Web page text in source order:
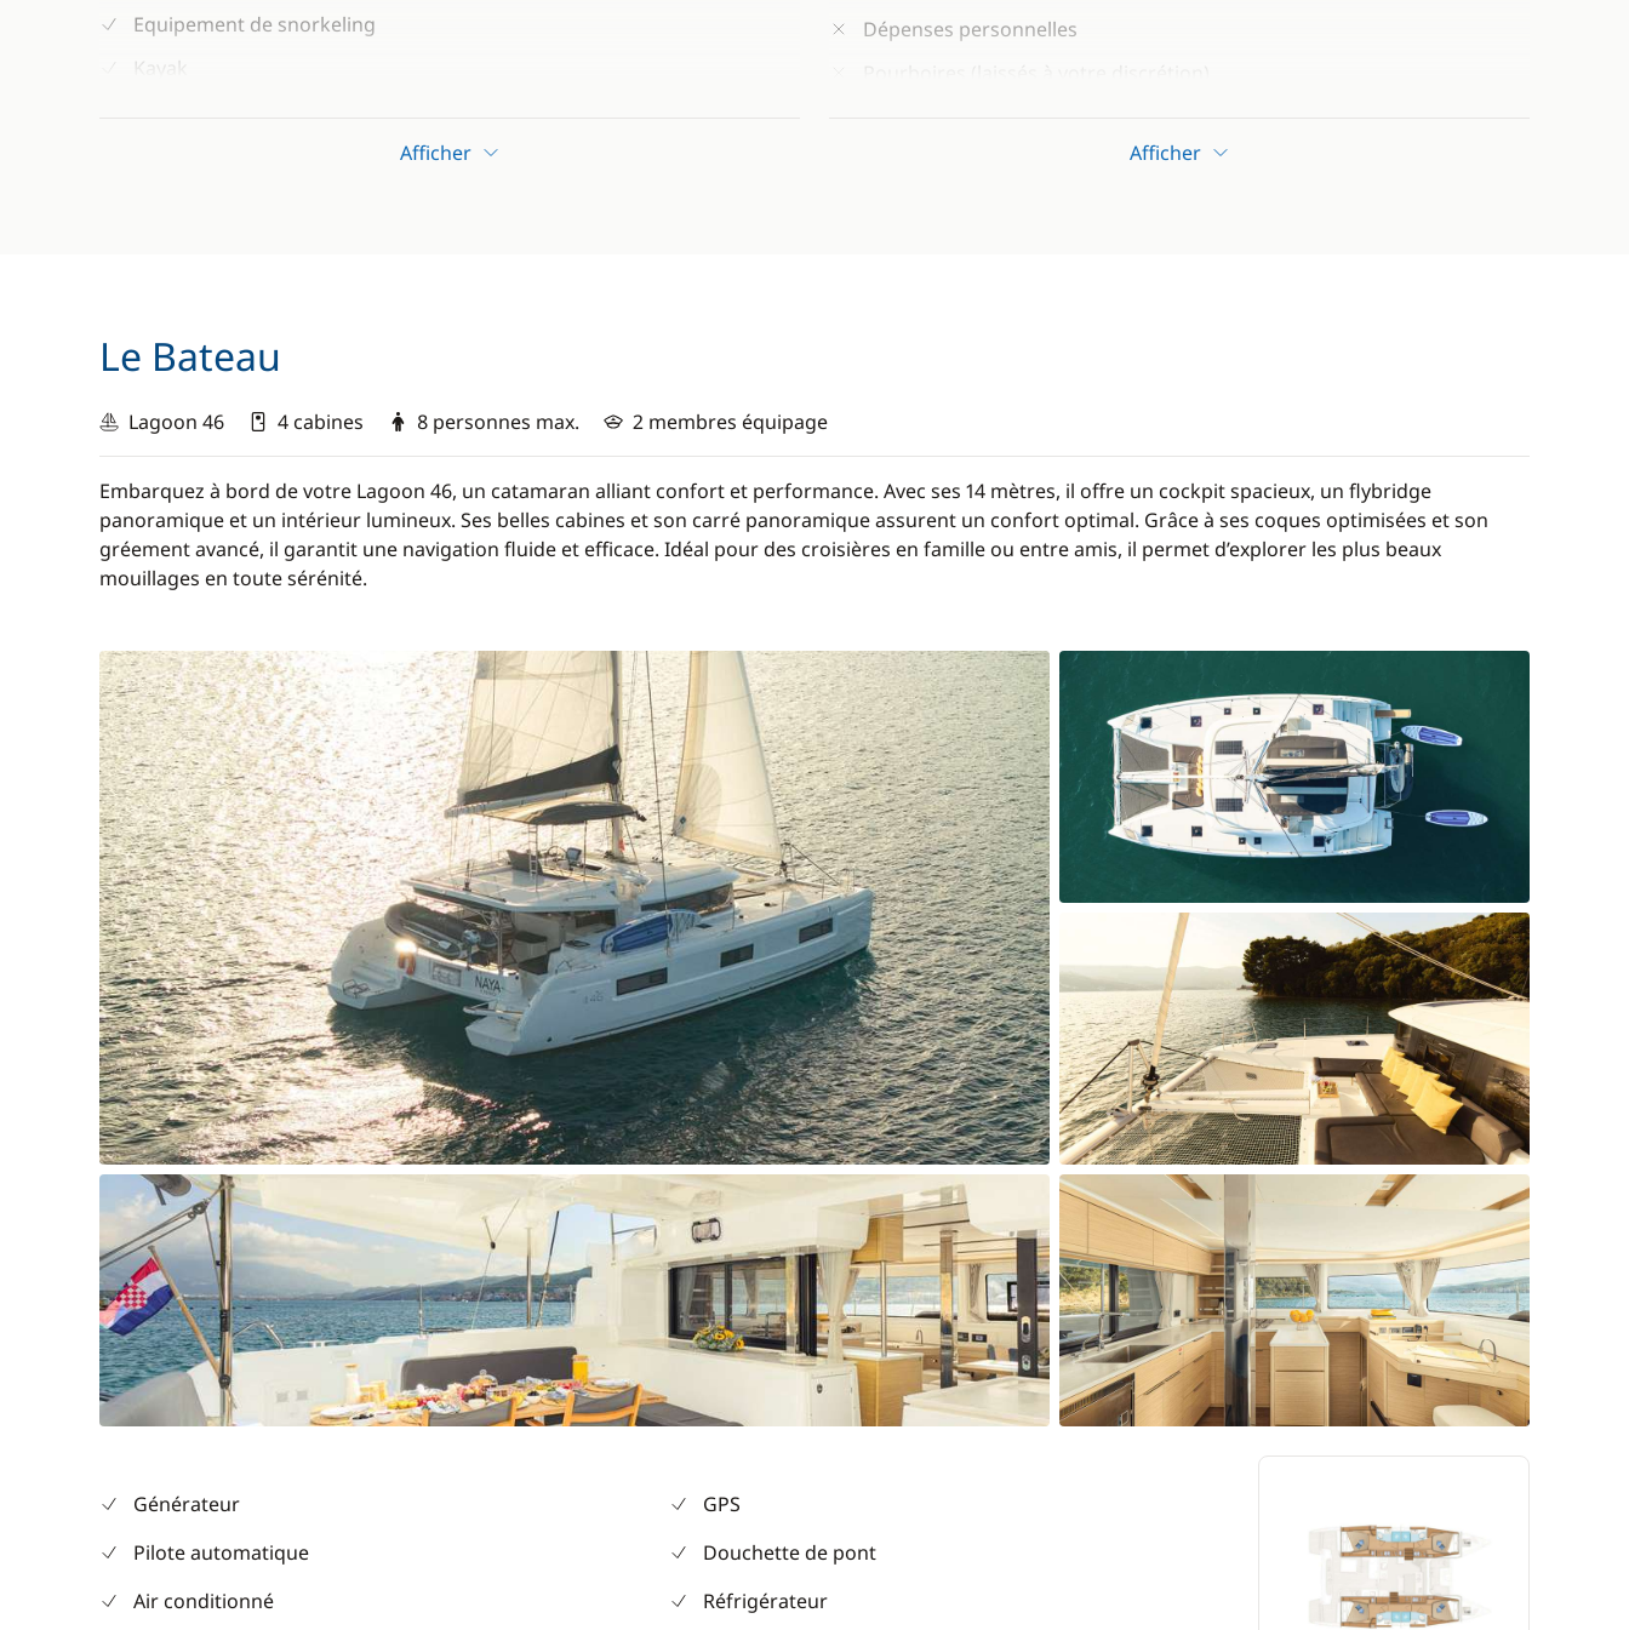
Equipement de snorkeling
Kayak
Visites guidées de la vieille ville de Korčula
Afficher
Dépenses personnelles
Afficher
Le Bateau
Lagoon 46 4 cabines 8 personnes max. 2 membres équipage
Embarquez à bord de votre Lagoon 46, un catamaran alliant confort et performance. Avec ses 14 mètres, il offre un cockpit spacieux, un flybridge
panoramique et un intérieur lumineux. Ses belles cabines et son carré panoramique assurent un confort optimal. Grâce à ses coques optimisées et son
gréement avancé, il garantit une navigation fluide et efficace. Idéal pour des croisières en famille ou entre amis, il permet d’explorer les plus beaux
mouillages en toute sérénité.
Générateur
GPS
Pilote automatique
Douchette de pont
Air conditionné
Réfrigérateur